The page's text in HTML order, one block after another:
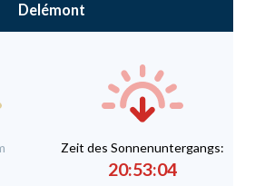
Delémont
Zeit des Sonnenuntergangs:
20:53:04